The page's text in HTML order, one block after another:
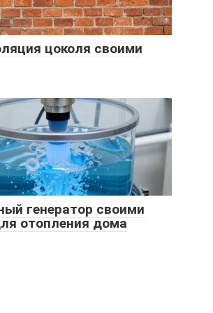
цоколя своими
генератор своими
отопления дома